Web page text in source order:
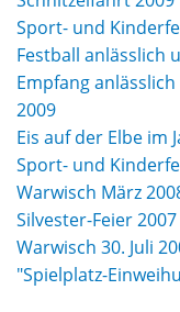
Sport- und
Festball anlässlich
Empfang
2009
Eis auf der Elbe im
Sport- und
Warwisch März
Silvester-Feier 2007
Warwisch 30. Juli
"Spielplatz-